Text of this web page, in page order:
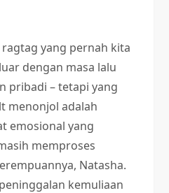
yang pernah kita
dengan masa lalu
pribadi – tetapi yang
menonjol adalah
emosional yang
memproses
Natasha.
kemuliaan